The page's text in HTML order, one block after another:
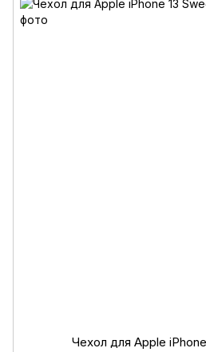
Чехол для Apple